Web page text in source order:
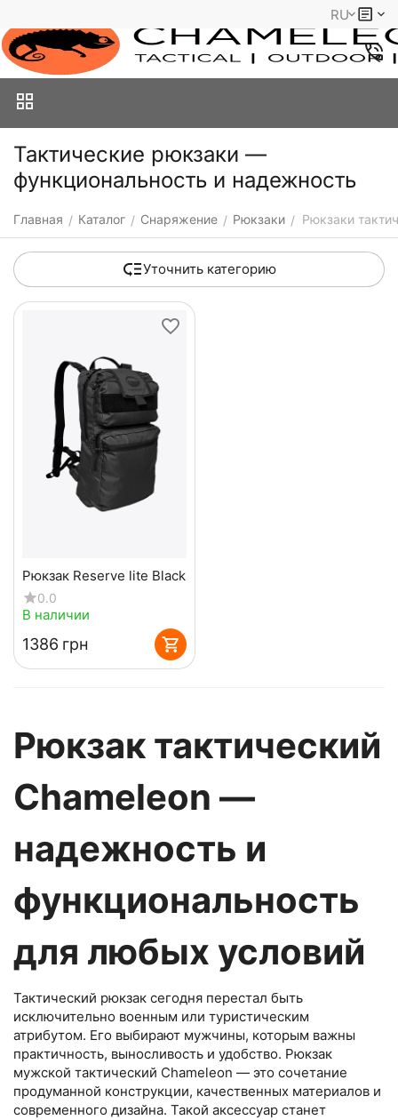
RU
Тактические рюкзаки —
функциональность и надежность
Главная / Каталог / Снаряжение / Рюкзаки / Рюкзаки
Уточнить категорию
Рюкзак Reserve lite Black
0.0
В наличии
‍1386‍ грн
Рюкзак тактический
Chameleon —
надежность и
функциональность
для любых условий
Тактический рюкзак сегодня перестал быть
исключительно военным или туристическим
атрибутом. Его выбирают мужчины, которым важны
практичность, выносливость и удобство. Рюкзак
мужской тактический Chameleon — это сочетание
продуманной конструкции, качественных материалов и
современного дизайна. Такой аксессуар станет